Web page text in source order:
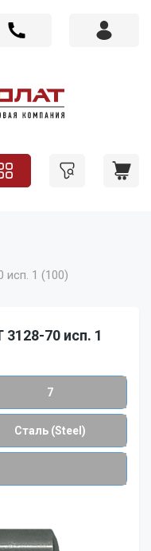
1 (100)
70 исп. 1
7
Сталь (Steel)